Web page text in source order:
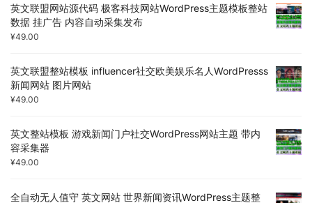
英文联盟网站源代码 极客科技网站WordPress主题模板整站
数据 挂广告 内容自动采集发布
¥49.00
英文联盟整站模板 influencer社交欧美娱乐名人WordPresss
新闻网站 图片网站
¥49.00
英文整站模板 游戏新闻门户社交WordPress网站主题 带内
容采集器
¥49.00
全自动无人值守 英文网站 世界新闻资讯WordPress主题整